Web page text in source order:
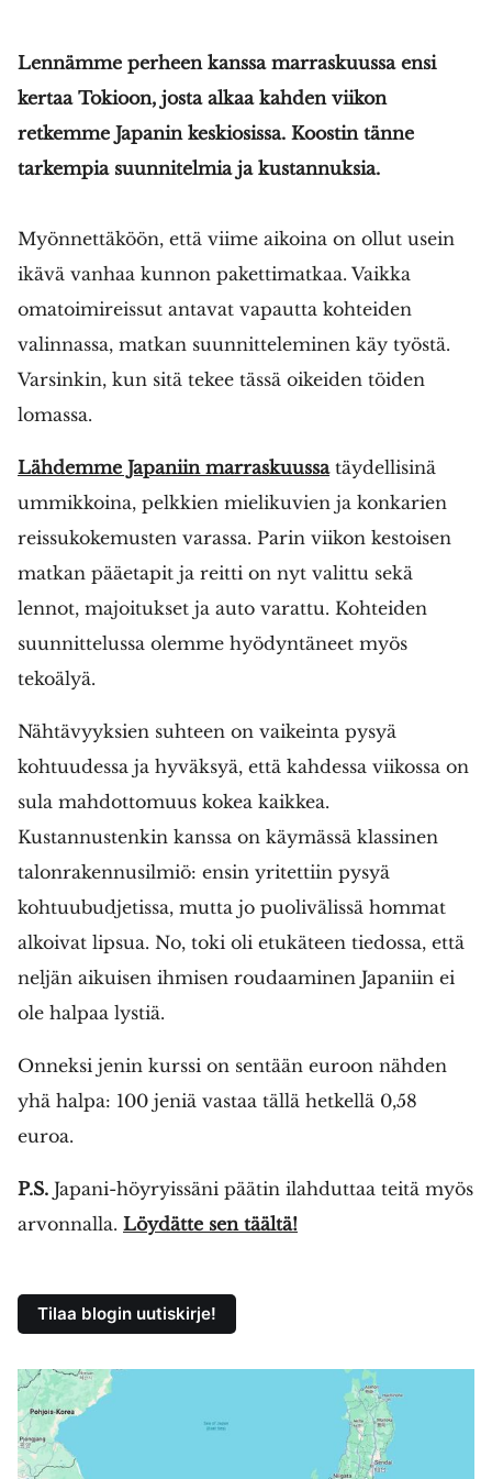
Lennämme perheen kanssa marraskuussa ensi
kertaa Tokioon, josta alkaa kahden viikon
retkemme Japanin keskiosissa. Koostin tänne
tarkempia suunnitelmia ja kustannuksia.
Myönnettäköön, että viime aikoina on ollut usein
ikävä vanhaa kunnon pakettimatkaa. Vaikka
omatoimireissut antavat vapautta kohteiden
valinnassa, matkan suunnitteleminen käy työstä.
Varsinkin, kun sitä tekee tässä oikeiden töiden
lomassa.
Lähdemme Japaniin marraskuussatäydellisinä
ummikkoina, pelkkien mielikuvien ja konkarien
reissukokemusten varassa. Parin viikon kestoisen
matkan pääetapit ja reitti on nyt valittu sekä
lennot, majoitukset ja auto varattu. Kohteiden
suunnittelussa olemme hyödyntäneet myös
tekoälyä.
Nähtävyyksien suhteen on vaikeinta pysyä
kohtuudessa ja hyväksyä, että kahdessa viikossa on
sula mahdottomuus kokea kaikkea.
Kustannustenkin kanssa on käymässä klassinen
talonrakennusilmiö: ensin yritettiin pysyä
kohtuubudjetissa, mutta jo puolivälissä hommat
alkoivat lipsua. No, toki oli etukäteen tiedossa, että
neljän aikuisen ihmisen roudaaminen Japaniin ei
ole halpaa lystiä.
Onneksi jenin kurssi on sentään euroon nähden
yhä halpa: 100 jeniä vastaa tällä hetkellä 0,58
euroa.
P.S. Japani-höyryissäni päätin ilahduttaa teitä myös
arvonnalla. Löydätte sen täältä!
Tilaa blogin uutiskirje!